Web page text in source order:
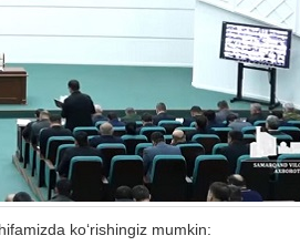
ko‘rishingiz mumkin: